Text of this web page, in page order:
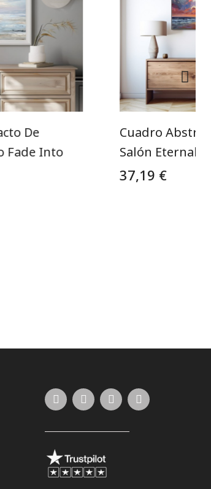
De
Fade Into
Cuadro
Salón Eternal
37,19 €